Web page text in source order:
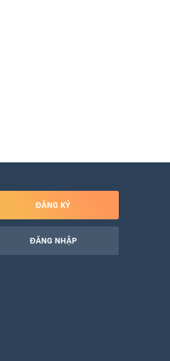
ĐĂNG KÝ
ĐĂNG NHẬP